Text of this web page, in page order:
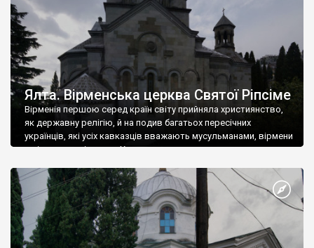
Ялта. Вірменська церква Святої Ріпсіме
Вірменія першою серед країн світу прийняла християнство,
як державну релігію, й на подив багатьох пересічних
українців, які усіх кавказців вважають мусульманами, вірмени
є відданими вірянами Христа